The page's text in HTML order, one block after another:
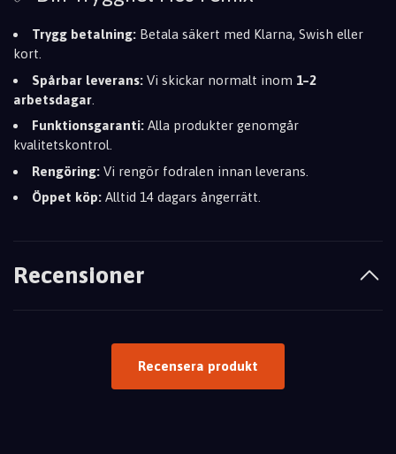
Trygg betalning: Betala säkert med Klarna, Swish eller
kort.
Spårbar leverans: Vi skickar normalt inom 1–2
arbetsdagar
Funktionsgaranti: Alla produkter genomgår
kvalitetskontrol.
Rengöring: Vi rengör fodralen innan leverans.
Öppet köp: Alltid 14 dagars ångerrätt.
Recensioner
Recensera produkt